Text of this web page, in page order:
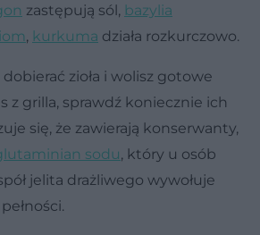
zastępują sól, bazylia
, kurkuma działa rozkurczowo.
zioła i wolisz gotowe
z grilla, sprawdź koniecznie ich
się, że zawierają konserwanty,
sodu, który u osób
jelita drażliwego wywołuje